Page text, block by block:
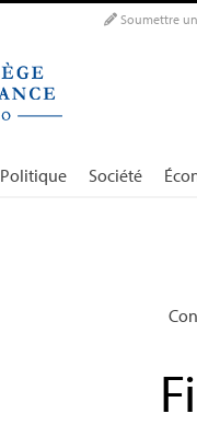
Soumettre
Politique Société